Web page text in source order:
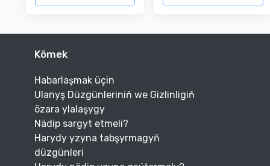
Kömek
Habarlaşmak üçin
Ulanyş Düzgünleriniň we Gizlinligiň
özara ylalaşygy
Nädip sargyt etmeli?
Harydy yzyna tabşyrmagyň
düzgünleri